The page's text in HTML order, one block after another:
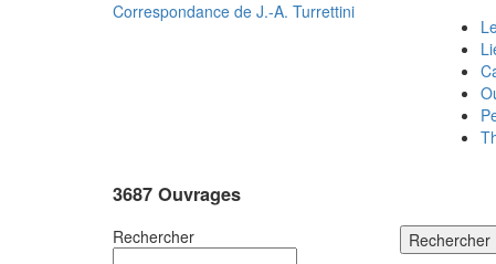
Correspondance de J.-A. Turrettini
3687 Ouvrages
Rechercher Rechercher